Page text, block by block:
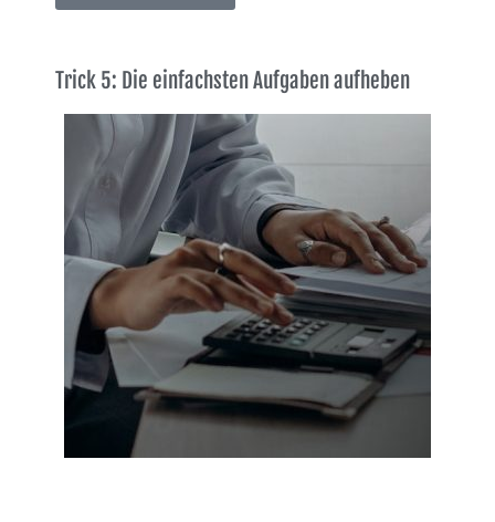
Trick 5: Die einfachsten Aufgaben aufheben